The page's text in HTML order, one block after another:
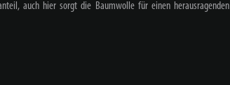
auch hier sorgt die Baumwolle für einen herausragenden